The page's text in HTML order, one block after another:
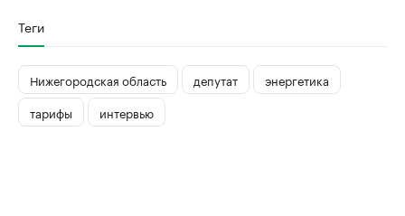
Теги
Нижегородская область депутат
энергетика
тарифы
интервью